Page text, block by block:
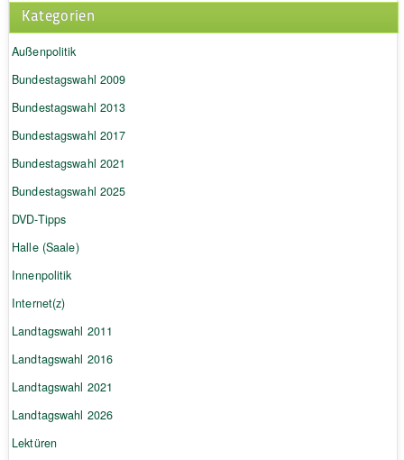
Kategorien
Außenpolitik
Bundestagswahl 2009
Bundestagswahl 2013
Bundestagswahl 2017
Bundestagswahl 2021
Bundestagswahl 2025
DVD-Tipps
Halle (Saale)
Innenpolitik
Internet(z)
Landtagswahl 2011
Landtagswahl 2016
Landtagswahl 2021
Landtagswahl 2026
Lektüren